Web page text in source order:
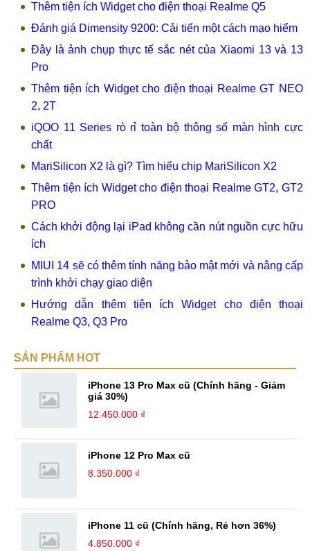
Thêm tiện ích Widget cho điện thoại Realme Q5
Đánh giá Dimensity 9200: Cải tiến một cách mạo hiểm
Đây là ảnh chụp thực tế sắc nét của Xiaomi 13 và 13
Pro
Thêm tiện ích Widget cho điện thoại Realme GT NEO
2, 2T
iQOO 11 Series rò rỉ toàn bộ thông số màn hình cực
chất
MariSilicon X2 là gì? Tìm hiểu chip MariSilicon X2
Thêm tiện ích Widget cho điện thoại Realme GT2, GT2
PRO
Cách khởi động lại iPad không cần nút nguồn cực hữu
ích
MIUI 14 sẽ có thêm tính năng bảo mật mới và nâng cấp
trình khởi chạy giao diện
Hướng dẫn thêm tiện ích Widget cho điện thoại
Realme Q3, Q3 Pro
SẢN PHẨM HOT
iPhone 13 Pro Max cũ (Chính hãng - Giảm
giá 30%)
12.450.000 ₫
iPhone 12 Pro Max cũ
8.350.000 ₫
iPhone 11 cũ (Chính hãng, Rẻ hơn 36%)
4.850.000 ₫